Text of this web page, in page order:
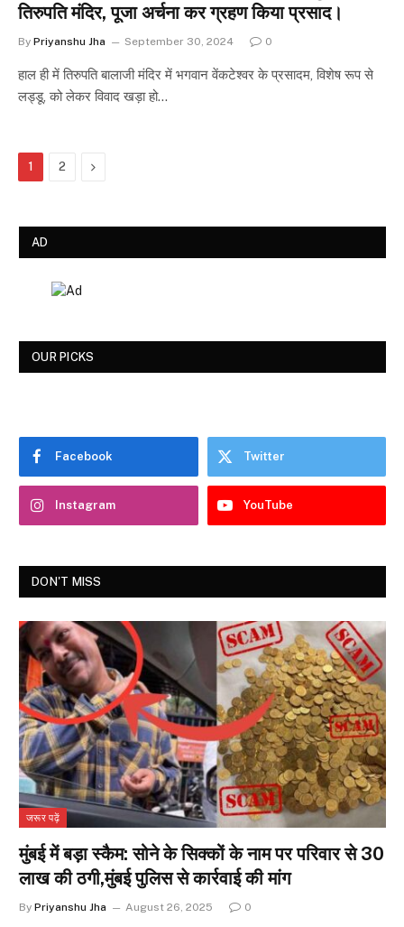
तिरुपति मंदिर, पूजा अर्चना कर ग्रहण किया प्रसाद।
By Priyanshu Jha September 30, 2024 0
हाल ही में तिरुपति बालाजी मंदिर में भगवान वेंकटेश्वर के प्रसादम, विशेष रूप से
लड्डू, को लेकर विवाद खड़ा हो…
1 2 Next
AD
OUR PICKS
Facebook Twitter
Instagram YouTube
DON'T MISS
जरूर पढ़ें
मुंबई में बड़ा स्कैम: सोने के सिक्कों के नाम पर परिवार से 30
लाख की ठगी,मुंबई पुलिस से कार्रवाई की मांग
By Priyanshu Jha August 26, 2025 0